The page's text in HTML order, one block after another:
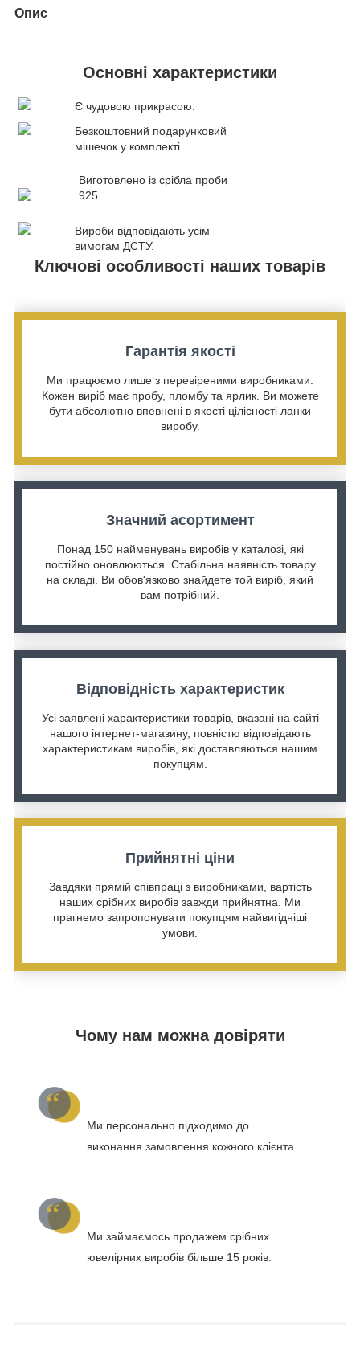
Опис
Основні характеристики
Є чудовою прикрасою.
Безкоштовний подарунковий
мішечок у комплекті.
Виготовлено із срібла проби
925.
Вироби відповідають усім
вимогам ДСТУ.
Ключові особливості наших товарів
Гарантія якості
Ми працюємо лише з перевіреними виробниками.
Кожен виріб має пробу, пломбу та ярлик. Ви можете
бути абсолютно впевнені в якості цілісності ланки
виробу.
Значний асортимент
Понад 150 найменувань виробів у каталозі, які
постійно оновлюються. Стабільна наявність товару
на складі. Ви обов'язково знайдете той виріб, який
вам потрібний.
Відповідність характеристик
Усі заявлені характеристики товарів, вказані на сайті
нашого інтернет-магазину, повністю відповідають
характеристикам виробів, які доставляються нашим
покупцям.
Прийнятні ціни
Завдяки прямій співпраці з виробниками, вартість
наших срібних виробів завжди прийнятна. Ми
прагнемо запропонувати покупцям найвигідніші
умови.
Чому нам можна довіряти
Ми персонально підходимо до
виконання замовлення кожного клієнта.
Ми займаємось продажем срібних
ювелірних виробів більше 15 років.